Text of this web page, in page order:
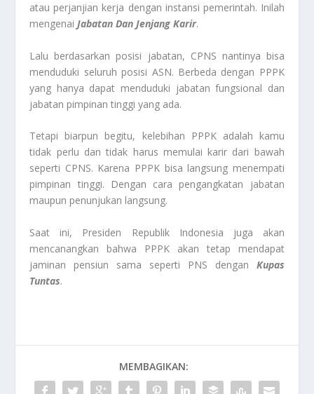
atau perjanjian kerja dengan instansi pemerintah. Inilah
mengenaiJabatan Dan Jenjang Karir.
Lalu berdasarkan posisi jabatan, CPNS nantinya bisa
menduduki seluruh posisi ASN. Berbeda dengan PPPK
yang hanya dapat menduduki jabatan fungsional dan
jabatan pimpinan tinggi yang ada.
Tetapi biarpun begitu, kelebihan PPPK adalah kamu
tidak perlu dan tidak harus memulai karir dari bawah
seperti CPNS. Karena PPPK bisa langsung menempati
pimpinan tinggi. Dengan cara pengangkatan jabatan
maupun penunjukan langsung.
Saat ini, Presiden Republik Indonesia juga akan
mencanangkan bahwa PPPK akan tetap mendapat
jaminan pensiun sama seperti PNS dengan Kupas
Tuntas.
MEMBAGIKAN: